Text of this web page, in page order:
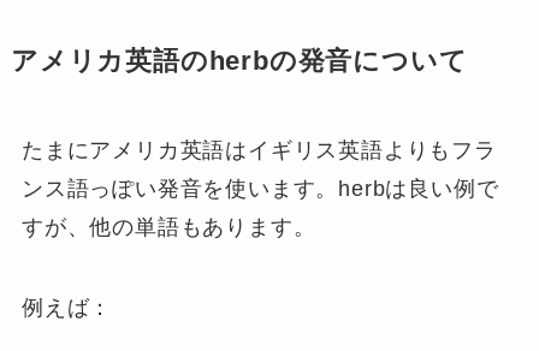
アメリカ英語のherbの発音について
たまにアメリカ英語はイギリス英語よりもフラ
ンス語っぽい発音を使います。herbは良い例で
すが、他の単語もあります。
例えば：